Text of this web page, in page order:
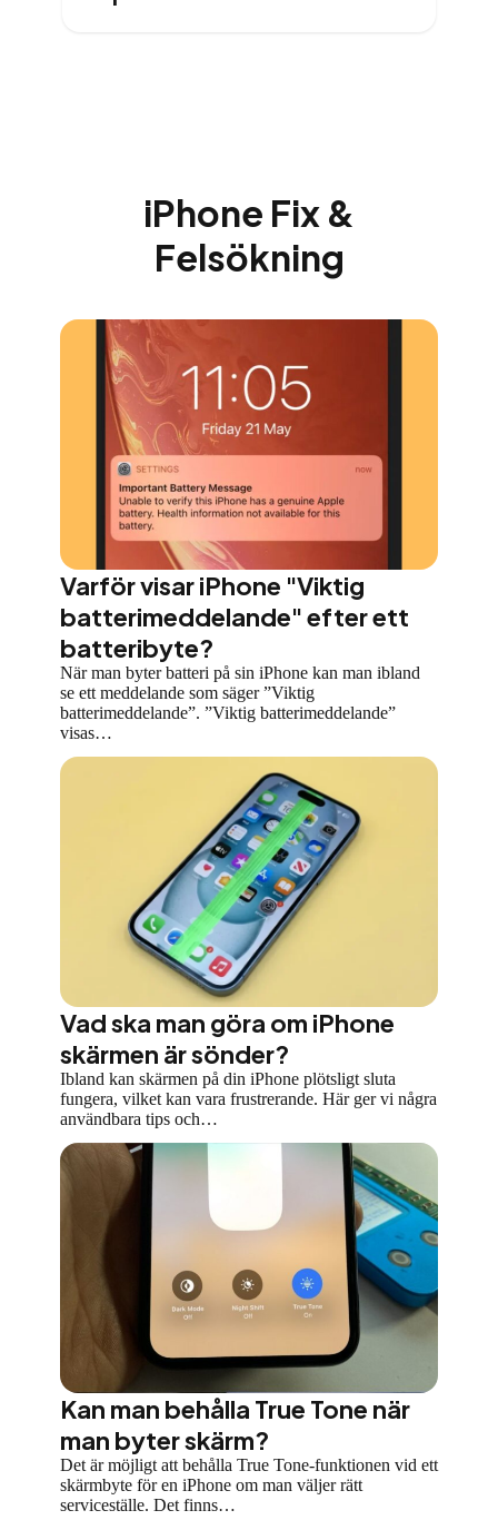
iPhone Fix &
Felsökning
Varför visar iPhone "Viktig
batterimeddelande" efter ett
batteribyte?
När man byter batteri på sin iPhone kan man ibland
se ett meddelande som säger ”Viktig
batterimeddelande”. ”Viktig batterimeddelande”
visas…
Vad ska man göra om iPhone
skärmen är sönder?
Ibland kan skärmen på din iPhone plötsligt sluta
fungera, vilket kan vara frustrerande. Här ger vi några
användbara tips och…
Kan man behålla True Tone när
man byter skärm?
Det är möjligt att behålla True Tone-funktionen vid ett
skärmbyte för en iPhone om man väljer rätt
serviceställe. Det finns…